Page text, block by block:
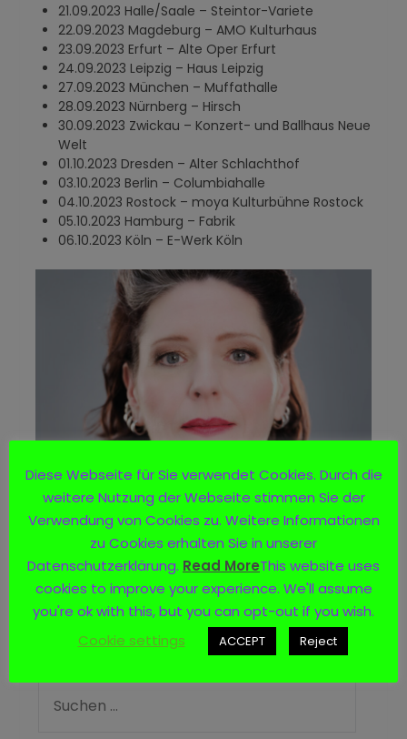
21.09.2023 Halle/Saale – Steintor-Variete
22.09.2023 Magdeburg – AMO Kulturhaus
23.09.2023 Erfurt – Alte Oper Erfurt
24.09.2023 Leipzig – Haus Leipzig
27.09.2023 München – Muffathalle
28.09.2023 Nürnberg – Hirsch
30.09.2023 Zwickau – Konzert- und Ballhaus Neue
Welt
01.10.2023 Dresden – Alter Schlachthof
03.10.2023 Berlin – Columbiahalle
04.10.2023 Rostock – moya Kulturbühne Rostock
05.10.2023 Hamburg – Fabrik
06.10.2023 Köln – E-Werk Köln
Diese Webseite für Sie verwendet Cookies. Durch die
weitere Nutzung der Webseite stimmen Sie der
Verwendung von Cookies zu. Weitere Informationen
zu Cookies erhalten Sie in unserer
Datenschutzerklärung. Read MoreThis website uses
cookies to improve your experience. We'll assume
you're ok with this, but you can opt-out if you wish.
Cookie settings
ACCEPT Reject